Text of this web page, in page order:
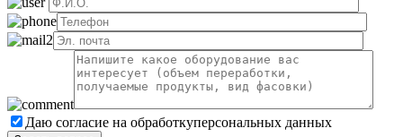
Даю согласие на обработкуперсональных данных